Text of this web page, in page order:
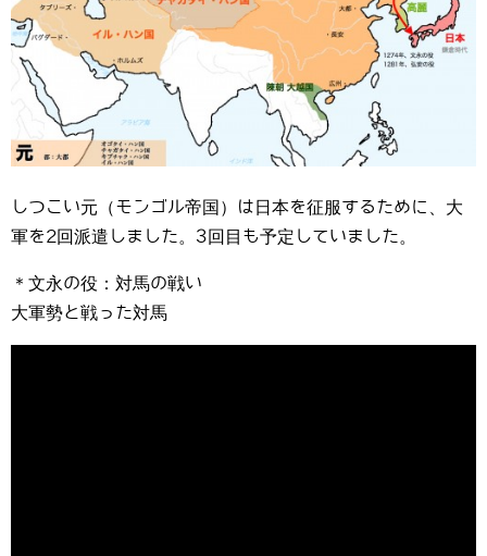
しつこい元（モンゴル帝国）は日本を征服するために、大
軍を2回派遣しました。3回目も予定していました。
＊文永の役：対馬の戦い
大軍勢と戦った対馬